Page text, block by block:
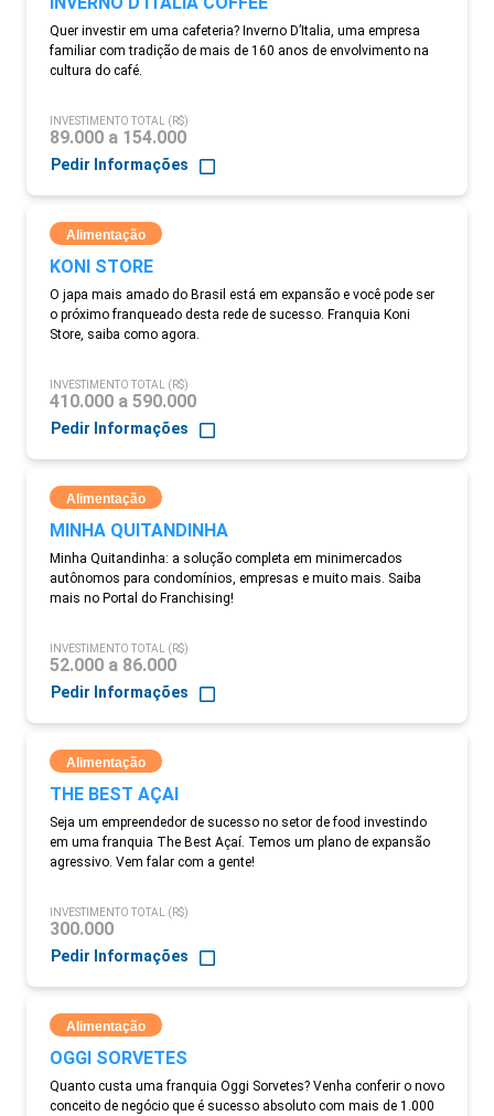
Quer investir em uma cafeteria? Inverno D’Italia, uma empresa
familiar com tradição de mais de 160 anos de envolvimento na
cultura do café.
INVESTIMENTO TOTAL (R$)
89.000 a 154.000
Pedir Informações
Alimentação
KONI STORE
O japa mais amado do Brasil está em expansão e você pode ser
o próximo franqueado desta rede de sucesso. Franquia Koni
Store, saiba como agora.
INVESTIMENTO TOTAL (R$)
410.000 a 590.000
Pedir Informações
Alimentação
MINHA QUITANDINHA
Minha Quitandinha: a solução completa em minimercados
autônomos para condomínios, empresas e muito mais. Saiba
mais no Portal do Franchising!
INVESTIMENTO TOTAL (R$)
52.000 a 86.000
Pedir Informações
Alimentação
THE BEST AÇAI
Seja um empreendedor de sucesso no setor de food investindo
em uma franquia The Best Açaí. Temos um plano de expansão
agressivo. Vem falar com a gente!
INVESTIMENTO TOTAL (R$)
300.000
Pedir Informações
Alimentação
OGGI SORVETES
Quanto custa uma franquia Oggi Sorvetes? Venha conferir o novo
conceito de negócio que é sucesso absoluto com mais de 1.000